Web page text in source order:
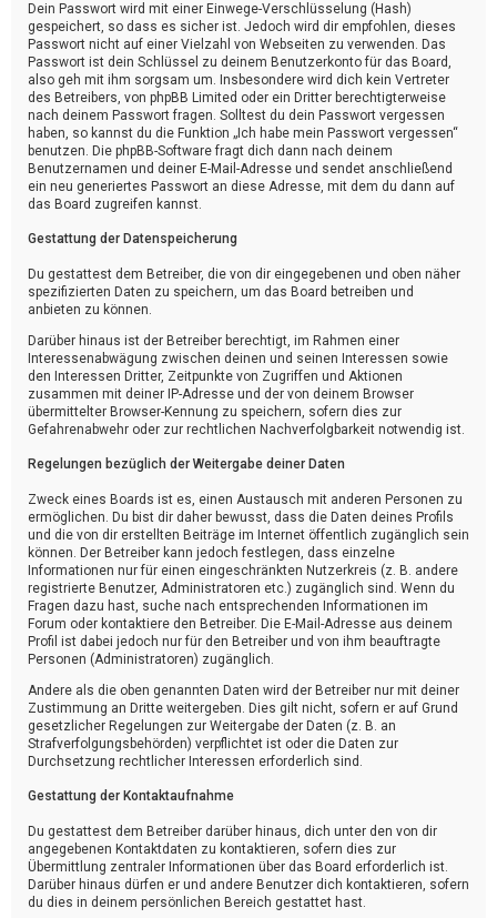
Dein Passwort wird mit einer Einwege-Verschlüsselung (Hash)
gespeichert, so dass es sicher ist. Jedoch wird dir empfohlen, dieses
Passwort nicht auf einer Vielzahl von Webseiten zu verwenden. Das
Passwort ist dein Schlüssel zu deinem Benutzerkonto für das Board,
also geh mit ihm sorgsam um. Insbesondere wird dich kein Vertreter
des Betreibers, von phpBB Limited oder ein Dritter berechtigterweise
nach deinem Passwort fragen. Solltest du dein Passwort vergessen
haben, so kannst du die Funktion „Ich habe mein Passwort vergessen“
benutzen. Die phpBB-Software fragt dich dann nach deinem
Benutzernamen und deiner E-Mail-Adresse und sendet anschließend
ein neu generiertes Passwort an diese Adresse, mit dem du dann auf
das Board zugreifen kannst.
Gestattung der Datenspeicherung
Du gestattest dem Betreiber, die von dir eingegebenen und oben näher
spezifizierten Daten zu speichern, um das Board betreiben und
anbieten zu können.
Darüber hinaus ist der Betreiber berechtigt, im Rahmen einer
Interessenabwägung zwischen deinen und seinen Interessen sowie
den Interessen Dritter, Zeitpunkte von Zugriffen und Aktionen
zusammen mit deiner IP-Adresse und der von deinem Browser
übermittelter Browser-Kennung zu speichern, sofern dies zur
Gefahrenabwehr oder zur rechtlichen Nachverfolgbarkeit notwendig ist.
Regelungen bezüglich der Weitergabe deiner Daten
Zweck eines Boards ist es, einen Austausch mit anderen Personen zu
ermöglichen. Du bist dir daher bewusst, dass die Daten deines Profils
und die von dir erstellten Beiträge im Internet öffentlich zugänglich sein
können. Der Betreiber kann jedoch festlegen, dass einzelne
Informationen nur für einen eingeschränkten Nutzerkreis (z. B. andere
registrierte Benutzer, Administratoren etc.) zugänglich sind. Wenn du
Fragen dazu hast, suche nach entsprechenden Informationen im
Forum oder kontaktiere den Betreiber. Die E-Mail-Adresse aus deinem
Profil ist dabei jedoch nur für den Betreiber und von ihm beauftragte
Personen (Administratoren) zugänglich.
Andere als die oben genannten Daten wird der Betreiber nur mit deiner
Zustimmung an Dritte weitergeben. Dies gilt nicht, sofern er auf Grund
gesetzlicher Regelungen zur Weitergabe der Daten (z. B. an
Strafverfolgungsbehörden) verpflichtet ist oder die Daten zur
Durchsetzung rechtlicher Interessen erforderlich sind.
Gestattung der Kontaktaufnahme
Du gestattest dem Betreiber darüber hinaus, dich unter den von dir
angegebenen Kontaktdaten zu kontaktieren, sofern dies zur
Übermittlung zentraler Informationen über das Board erforderlich ist.
Darüber hinaus dürfen er und andere Benutzer dich kontaktieren, sofern
du dies in deinem persönlichen Bereich gestattet hast.